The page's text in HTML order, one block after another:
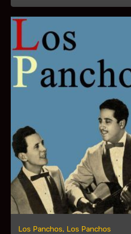
Los Panchos, Los Panchos